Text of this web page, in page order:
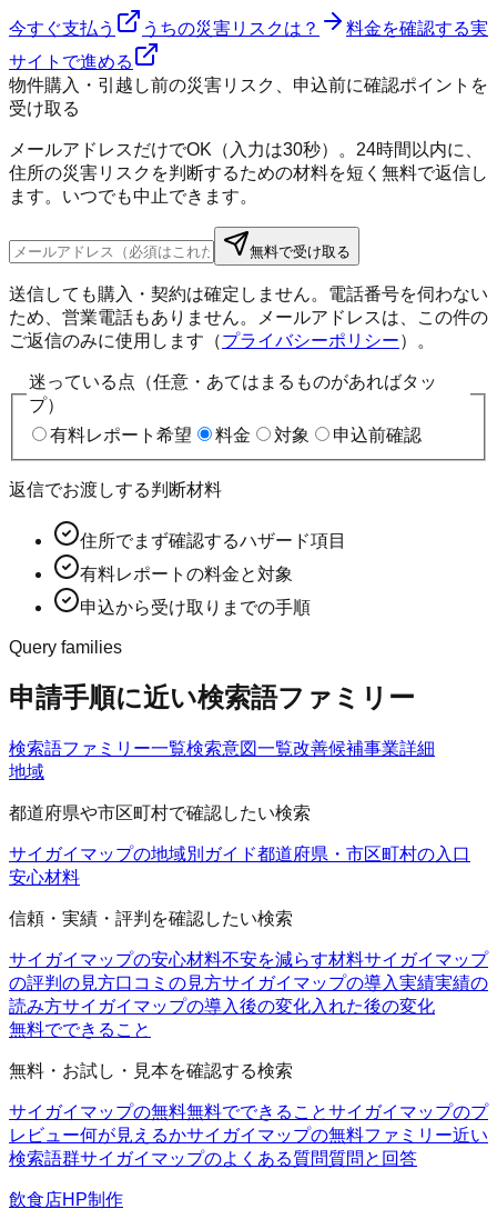
今すぐ支払う うちの災害リスクは？ 料金を確認する実
サイトで進める
物件購入・引越し前の災害リスク、申込前に確認ポイントを
受け取る
メールアドレスだけでOK（入力は30秒）。24時間以内に、
住所の災害リスクを判断するための材料を短く無料で返信し
ます。いつでも中止できます。
無料で受け取る
送信しても購入・契約は確定しません。電話番号を伺わない
ため、営業電話もありません。メールアドレスは、この件の
ご返信のみに使用します（プライバシーポリシー）。
迷っている点（任意・あてはまるものがあればタッ
プ）
有料レポート希望
料金 対象 申込前確認
返信でお渡しする判断材料
住所でまず確認するハザード項目
有料レポートの料金と対象
申込から受け取りまでの手順
Query families
申請手順に近い検索語ファミリー
検索語ファミリー一覧検索意図一覧改善候補事業詳細
地域
都道府県や市区町村で確認したい検索
サイガイマップの地域別ガイド都道府県・市区町村の入口
安心材料
信頼・実績・評判を確認したい検索
サイガイマップの安心材料不安を減らす材料サイガイマップ
の評判の見方口コミの見方サイガイマップの導入実績実績の
読み方サイガイマップの導入後の変化入れた後の変化
無料でできること
無料・お試し・見本を確認する検索
サイガイマップの無料無料でできることサイガイマップのプ
レビュー何が見えるかサイガイマップの無料ファミリー近い
検索語群サイガイマップのよくある質問質問と回答
飲食店HP制作